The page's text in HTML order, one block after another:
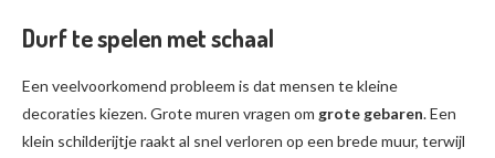
Durf te spelen met schaal
Een veelvoorkomend probleem is dat mensen te kleine
decoraties kiezen. Grote muren vragen om grote gebaren. Een
klein schilderijtje raakt al snel verloren op een brede muur, terwijl